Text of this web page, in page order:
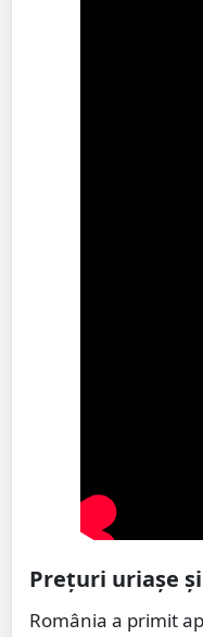
Prețuri uriașe
România a primit